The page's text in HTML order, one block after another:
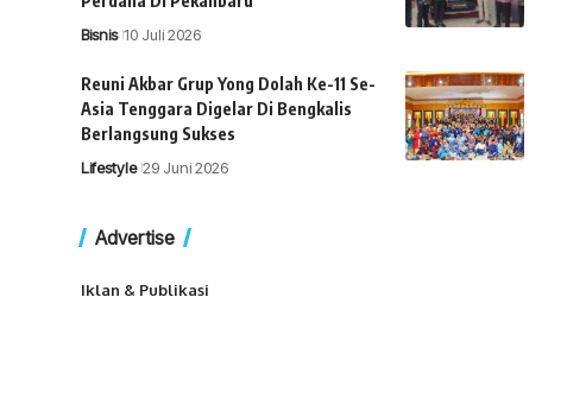
Bisnis 10 Juli 2026
Reuni Akbar Grup Yong Dolah Ke-11 Se-
Asia Tenggara Digelar Di Bengkalis
Berlangsung Sukses
Lifestyle 29 Juni 2026
Advertise
Iklan & Publikasi